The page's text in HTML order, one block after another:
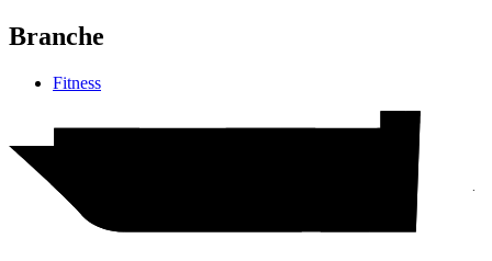
Branche
Fitness
Hotel